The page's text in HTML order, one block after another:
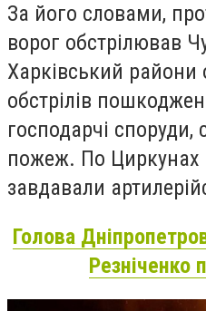
За його словами,
ворог обстрілював
Харківський райони
обстрілів
господарчі споруди,
пожеж. По Циркунах
завдавали
Голова
Резніченко